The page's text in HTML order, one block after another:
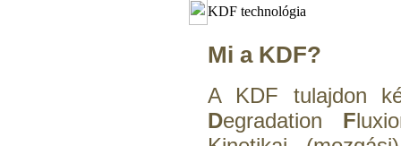
KDF technológia
Mi a KDF?
A KDF tulajdon
Degradation F